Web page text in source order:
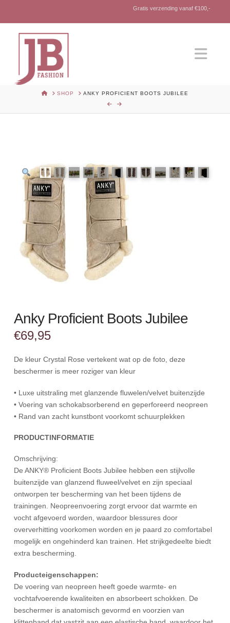
Gratis verzending vanaf €100,-
HOMESHOP ANKY PROFICIENT BOOTS JUBILEE
Anky Proficient Boots Jubilee
€69,95
De kleur Crystal Rose vertekent wat op de foto, deze
beschermer is meer roziger van kleur
• Luxe uitstraling met glanzende fluwelen/velvet buitenzijde
• Voering van schokabsorberend en geperforeerd neopreen
• Rand van zacht kunstbont voorkomt schuurplekken
PRODUCTINFORMATIE
Omschrijving:
De ANKY® Proficient Boots Jubilee hebben een stijlvolle
buitenzijde van glanzend fluweel/velvet en zijn speciaal
ontworpen ter bescherming van het been tijdens de
trainingen. Neopreenvoering zorgt ervoor dat warmte en
vocht afgevoerd worden, waardoor blessures door
oververhitting voorkomen worden en je paard zo comfortabel
mogelijk en ongehinderd kan trainen. Het strijkgedeelte biedt
extra bescherming.
Producteigenschappen:
De voering van neopreen heeft goede warmte- en
vochtafvoerende kwaliteiten en absorbeert schokken. De
beschermer is anatomisch gevormd en voorzien van